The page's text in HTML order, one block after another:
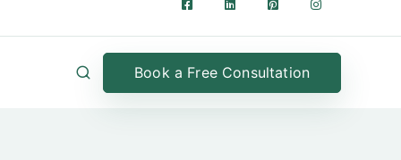
Book a Free Consultation